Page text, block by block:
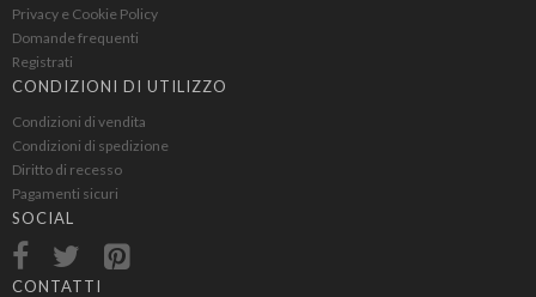
Maremma Toscana IGT
Merlot
Monferrato Dolcetto DOC
Montecucco Rosso
Montepulciano
Moscato
Privacy e Cookie Policy
Domande frequenti
Registrati
CONDIZIONI DI UTILIZZO
Condizioni di vendita
Condizioni di spedizione
Diritto di recesso
Pagamenti sicuri
SOCIAL
CONTATTI